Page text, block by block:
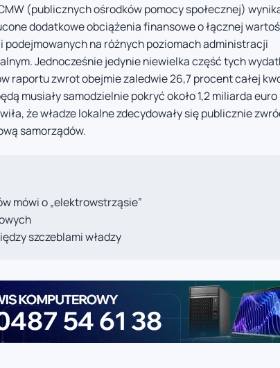
(publicznych ośrodków pomocy społecznej)
dodatkowe obciążenia finansowe o łącznej
podejmowanych na różnych poziomach administracji
Jednocześnie jedynie niewielka część tych
raportu zwrot obejmie zaledwie 26,7 procent całej
musiały samodzielnie pokryć około 1,2 miliarda euro
że władze lokalne zdecydowały się publicznie
samorządów.
mówi o „elektrowstrząsie”
szczeblami władzy